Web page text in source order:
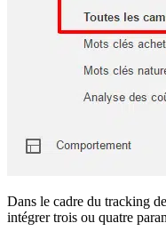
Dans le cadre du tracking
intégrer trois ou quatre